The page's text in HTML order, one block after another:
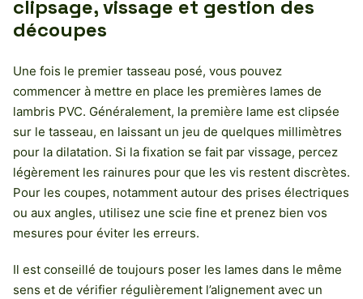
clipsage, vissage et gestion des
découpes
Une fois le premier tasseau posé, vous pouvez
commencer à mettre en place les premières lames de
lambris PVC. Généralement, la première lame est clipsée
sur le tasseau, en laissant un jeu de quelques millimètres
pour la dilatation. Si la fixation se fait par vissage, percez
légèrement les rainures pour que les vis restent discrètes.
Pour les coupes, notamment autour des prises électriques
ou aux angles, utilisez une scie fine et prenez bien vos
mesures pour éviter les erreurs.
Il est conseillé de toujours poser les lames dans le même
sens et de vérifier régulièrement l’alignement avec un